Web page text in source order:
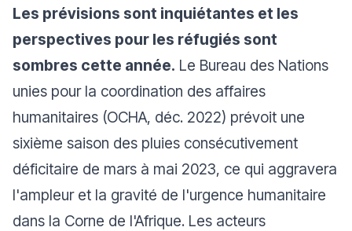
Les prévisions sont inquiétantes et les
perspectives pour les réfugiés sont
sombres cette année. Le Bureau des Nations
unies pour la coordination des affaires
humanitaires (OCHA, déc. 2022) prévoit une
sixième saison des pluies consécutivement
déficitaire de mars à mai 2023, ce qui aggravera
l'ampleur et la gravité de l'urgence humanitaire
dans la Corne de l'Afrique. Les acteurs